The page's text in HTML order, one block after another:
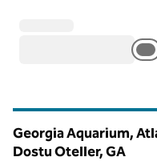
Georgia Aquarium,
Dostu Oteller,GA